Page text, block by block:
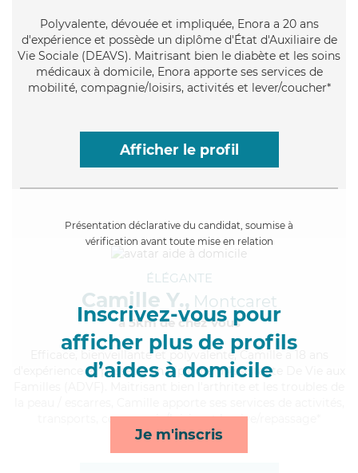
Polyvalente, dévouée et impliquée, Enora a 20 ans
d'expérience et possède un diplôme d'État d'Auxiliaire de
Vie Sociale (DEAVS). Maitrisant bien le diabète et les soins
médicaux à domicile, Enora apporte ses services de
mobilité, compagnie/loisirs, activités et lever/coucher*
Afficher le profil
Présentation déclarative du candidat, soumise à
vérification avant toute mise en relation
Inscrivez-vous pour
afficher plus de profils
d’aides à domicile
Je m'inscris
ÉLÉGANTE
Camille Y., Montcaret
à 5km de chez Vous
, bienveillante et polyvalente, Camille a 18 ans
d'expérience et possède un diplôme d'Assistante De Vie aux
transports, compagnie/loisirs et lessive/repassage*